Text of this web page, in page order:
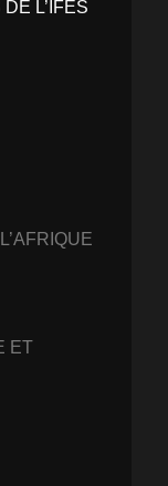
L’IFES
ET